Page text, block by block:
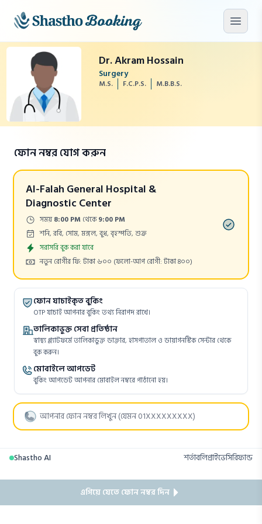
মেনু
Dr. Akram Hossain
Surgery
M.S. F.C.P.S. M.B.B.S.
ফোন নম্বর যোগ করুন
Al-Falah General Hospital &
Diagnostic Center
Time:সময়8:00 PM থেকে9:00 PM
Days:শনি, রবি, সোম, মঙ্গল, বুধ, বৃহস্পতি, শুক্র
Appointment
সরাসরি বুক করা যাবে
Cost:নতুন রোগীর ফি: টাকা ৬০০ (ফলো-আপ রোগী: টাকা ৪০০)
ফোন যাচাইকৃত বুকিং
OTP যাচাই আপনার বুকিং তথ্য নিরাপদ রাখে।
তালিকাভুক্ত সেবা প্রতিষ্ঠান
স্বাস্থ্য প্ল্যাটফর্মে তালিকাভুক্ত ডাক্তার, হাসপাতাল ও ডায়াগনস্টিক সেন্টার থেকে
বুক করুন।
মোবাইলে আপডেট
বুকিং আপডেট আপনার মোবাইল নম্বরে পাঠানো হয়।
এগিয়ে যেতে ফোন নম্বর দিন
Shastho AI শর্তাবলিপ্রাইভেসিরিফান্ড